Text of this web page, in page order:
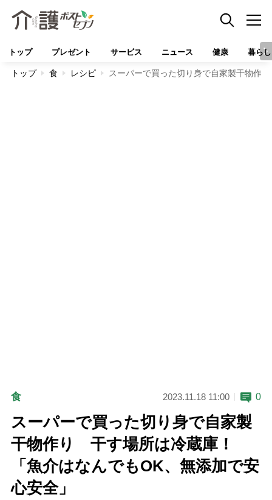
トップ プレゼント サービス ニュース 健康 暮らし
トップ 食 レシピ スーパーで買った切り身で自家製干物作
食 2023.11.18 11:00 0
スーパーで買った切り身で自家製
干物作り 干す場所は冷蔵庫！
「魚介はなんでもOK、無添加で安
心安全」